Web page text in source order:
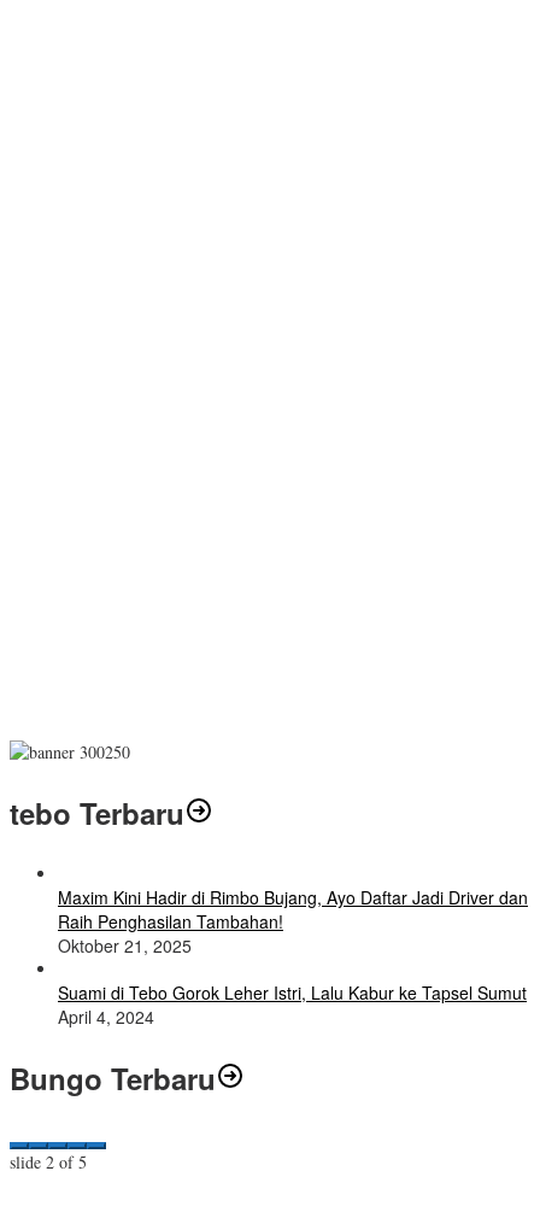
tebo Terbaru
Maxim Kini Hadir di Rimbo Bujang, Ayo Daftar Jadi Driver dan
Raih Penghasilan Tambahan!
Oktober 21, 2025
Suami di Tebo Gorok Leher Istri, Lalu Kabur ke Tapsel Sumut
April 4, 2024
Bungo Terbaru
slide 3 of 5